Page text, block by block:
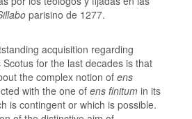
parisino de 1277.
acquisition regarding
for the last decades is that
the complex notion of ens
with the one of ens finitum in its
is contingent or which is possible.